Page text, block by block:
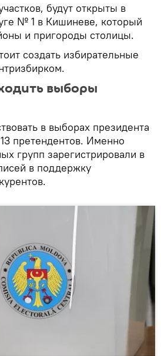
будут открыты в
№ 1 в Кишиневе, который
и пригороды столицы.
создать избирательные
выборы
в выборах президента
претендентов. Именно
групп зарегистрировали в
в поддержку